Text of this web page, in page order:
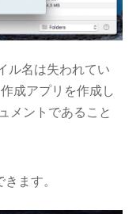
ル名は失われてい
成アプリを作成し
メントであること
ます。